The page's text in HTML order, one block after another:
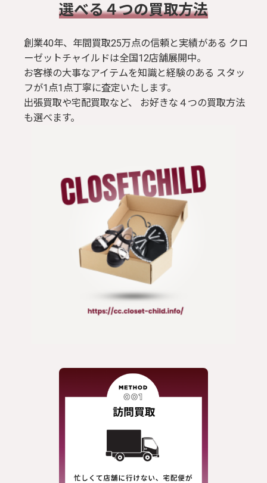
​選べる４つの買取方法
創業40年、年間買取25万点の信頼と実績がある クロ
ーゼットチャイルドは全国12店舗展開中。
お客様の大事なアイテムを知識と経験のある スタッ
フが1点1点丁寧に査定いたします。
出張買取や宅配買取など、 お好きな４つの買取方法
も選べます。